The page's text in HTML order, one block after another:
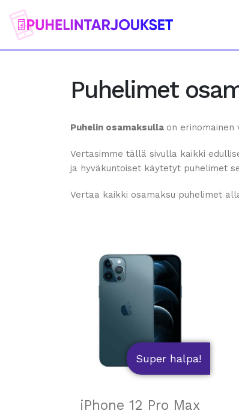
Puhelimet
Puhelin osamaksulla on
Vertasimme tällä sivulla kaikki
ja hyväkuntoiset käytetyt puhelimet
Vertaa kaikki osamaksu puhelimet
Super halpa!
iPhone 12 Pro Max